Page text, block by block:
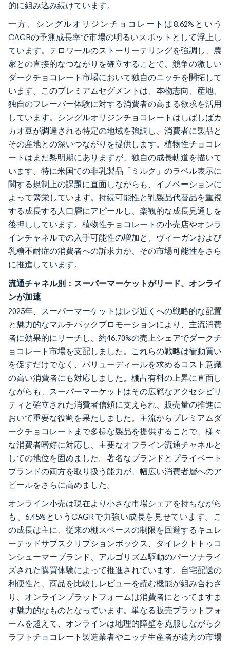
的に組み込み続けています。
一方、シングルオリジンチョコレートは8.62%という
CAGRの予測成長率で市場の明るいスポットとして浮上し
ています。テロワールのストーリーテリングを強調し、農
家との直接的なつながりを確立することで、競争の激しい
ダークチョコレート市場において独自のニッチを開拓して
います。このプレミアムセグメントは、本物志向、産地、
独自のフレーバー体験に対する消費者の高まる欲求を活用
しています。シングルオリジンチョコレートはしばしばカ
カオ豆が調達される特定の地域を強調し、消費者に製品と
その産地との深いつながりを提供します。植物性チョコレ
ートはまだ黎明期にありますが、独自の成長軌道を描いて
います。特に米国での非乳製品「ミルク」のラベル表示に
関する規制上の課題に直面しながらも、イノベーションに
よって繁栄しています。持続可能性と乳製品代替品を重視
する成長する人口層にアピールし、楽観的な成長見通しを
後押ししています。植物性チョコレートの小売店やオンラ
インチャネルでの入手可能性の増加と、ヴィーガンおよび
乳糖不耐症の消費者への訴求力が、その市場可能性をさら
に推進しています。
流通チャネル別：スーパーマーケットがリード、オンライ
ンが加速
2025年、スーパーマーケットはレジ近くへの戦略的な配置
と魅力的なマルチパックプロモーションにより、主流消費
者に効果的にリーチし、約46.70%の売上シェアでダークチ
ョコレート市場を支配しました。これらの戦略は衝動買い
を促すだけでなく、バリューディールを求めるコスト意識
の高い消費者にも対応しました。棚占有料の上昇に直面し
ながらも、スーパーマーケットはその広範なアクセシビリ
ティと確立された消費者信頼に支えられ、販売量の推進に
おいて重要な役割を果たしました。主流からプレミアムダ
ークチョコレートまで多様な製品を提供することで、様々
な消費者嗜好に対応し、主要なオフライン流通チャネルと
しての地位を固めました。著名なブランドとプライベート
ブランドの両方を取り扱う能力が、幅広い消費者層へのア
ピールをさらに高めました。
オンライン小売は現在より小さな市場シェアを持ちながら
も、6.45%というCAGRで力強い成長を見せています。こ
の成長は主に、従来の棚スペースの制限を回避するキュレ
ーテッドサブスクリプションボックス、ダイレクトトゥコ
ンシューマーブランド、アルゴリズム駆動のパーソナライ
ズされた購買体験によって推進されています。自宅配送の
利便性と、商品を比較しレビューを読む機能が組み合わさ
り、オンラインプラットフォームは消費者にとってますま
す魅力的なものとなっています。単なる販売プラットフォ
ームを超えて、オンラインは地理的障壁を克服しながらク
ラフトチョコレート製造業者やニッチ生産者が遠方の市場